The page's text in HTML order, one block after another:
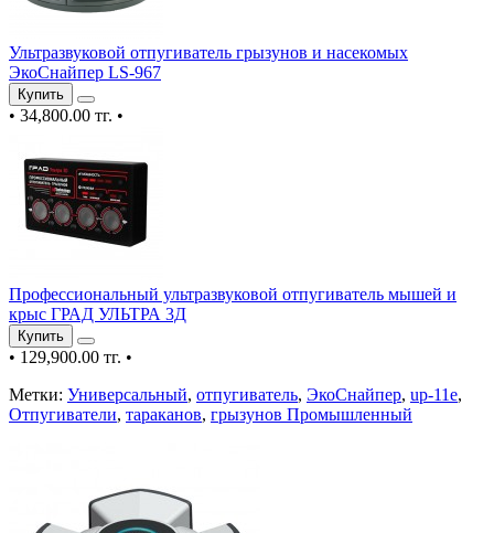
Ультразвуковой отпугиватель грызунов и насекомых
ЭкоСнайпер LS-967
Купить
• 34,800.00 тг. •
Профессиональный ультразвуковой отпугиватель мышей и
крыс ГРАД УЛЬТРА 3Д
Купить
• 129,900.00 тг. •
Метки: Универсальный, отпугиватель, ЭкоСнайпер, up-11e,
Отпугиватели, тараканов, грызунов Промышленный